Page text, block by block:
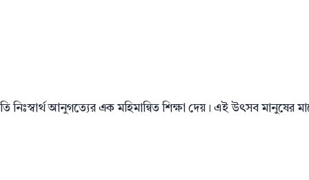
আনুগত্যের এক মহিমান্বিত শিক্ষা দেয়। এই উৎসব মানুষের